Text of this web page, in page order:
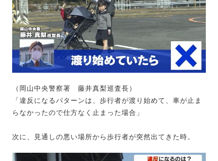
（岡山中央警察署 藤井真梨巡査長）
「違反になるパターンは、歩行者が渡り始めて、車が止ま
らなかったので仕方なく止まった場合」
次に、見通しの悪い場所から歩行者が突然出てきた時。